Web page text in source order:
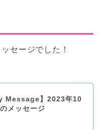
セージでした！
Message】2023年10
メッセージ